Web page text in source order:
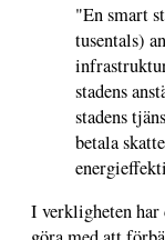
"En smart
tusentals)
stadens
stadens
betala
I verkligheten har